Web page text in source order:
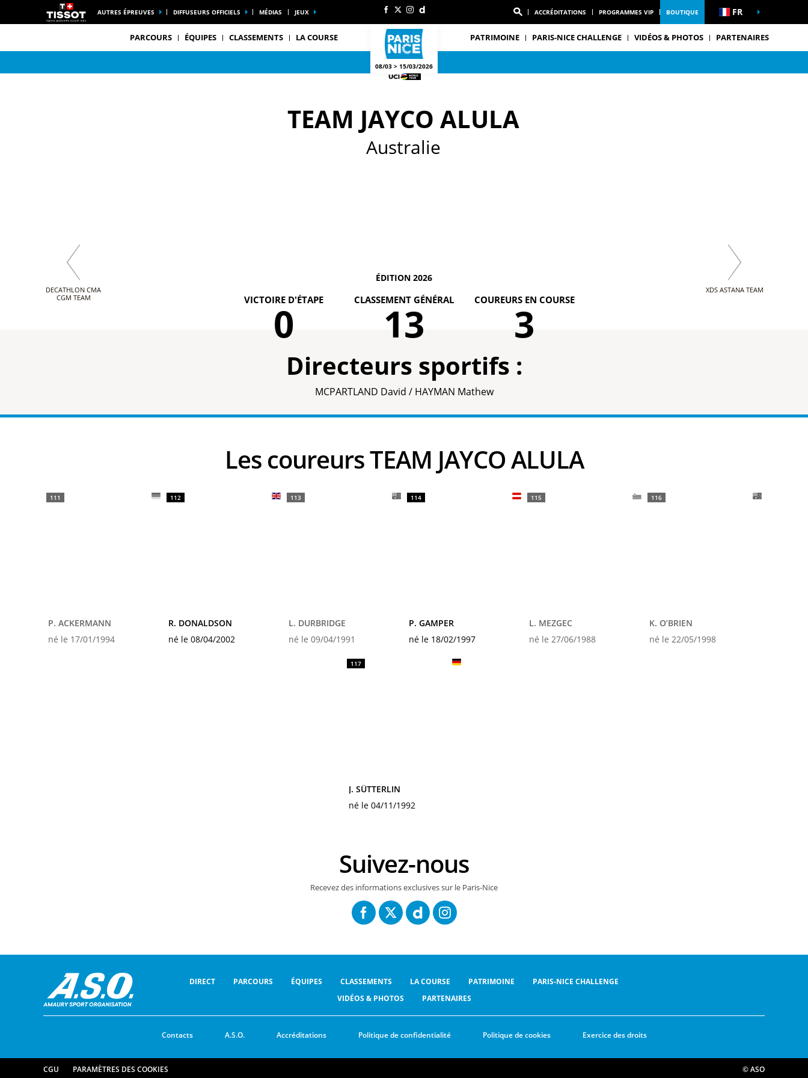
AUTRES ÉPREUVES DIFFUSEURS OFFICIELS MÉDIAS JEUX ACCRÉDITATIONS PROGRAMMES VIP BOUTIQUE FR
PARCOURS ÉQUIPES CLASSEMENTS LA COURSE
08/03 > 15/03/2026
PATRIMOINE PARIS-NICE CHALLENGE VIDÉOS & PHOTOS PARTENAIRES
TEAM JAYCO ALULA
Australie
ÉDITION 2026
VICTOIRE D'ÉTAPE
0 CLASSEMENT GÉNÉRAL
13 COUREURS EN COURSE
3
DECATHLON CMA
CGM TEAM
XDS ASTANA TEAM
Directeurs sportifs :
MCPARTLAND David / HAYMAN Mathew
Les coureurs TEAM JAYCO ALULA
111
P. ACKERMANN
né le 17/01/1994
112
R. DONALDSON
né le 08/04/2002
113
L. DURBRIDGE
né le 09/04/1991
114
P. GAMPER
né le 18/02/1997
115
L. MEZGEC
né le 27/06/1988
116
K. O’BRIEN
né le 22/05/1998
117
J. SÜTTERLIN
né le 04/11/1992
Suivez-nous
Recevez des informations exclusives sur le Paris-Nice
DIRECT PARCOURS ÉQUIPES CLASSEMENTS LA COURSE PATRIMOINE
PARIS-NICE CHALLENGE
VIDÉOS & PHOTOS
PARTENAIRES
Contacts A.S.O. Accréditations Politique de confidentialité Politique de cookies Exercice des droits
CGU PARAMÈTRES DES COOKIES © ASO